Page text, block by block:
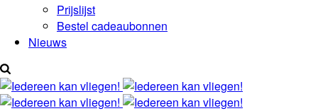
Prijslijst
Bestel cadeaubonnen
Nieuws